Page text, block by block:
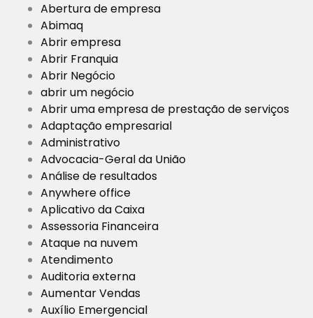
Abertura de empresa
Abimaq
Abrir empresa
Abrir Franquia
Abrir Negócio
abrir um negócio
Abrir uma empresa de prestação de serviços
Adaptação empresarial
Administrativo
Advocacia-Geral da União
Análise de resultados
Anywhere office
Aplicativo da Caixa
Assessoria Financeira
Ataque na nuvem
Atendimento
Auditoria externa
Aumentar Vendas
Auxílio Emergencial